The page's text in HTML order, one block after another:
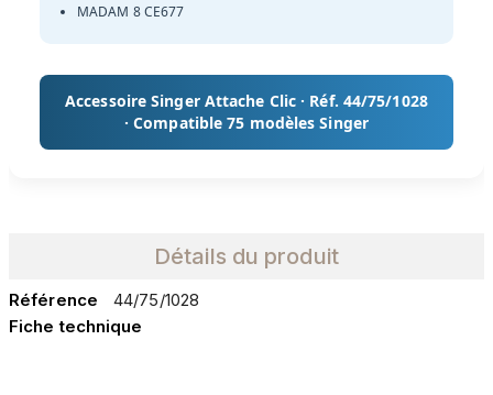
MADAM 8 CE677
Accessoire Singer Attache Clic · Réf. 44/75/1028
· Compatible 75 modèles Singer
Détails du produit
Référence
44/75/1028
Fiche technique